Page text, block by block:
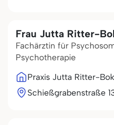
Frau Jutta Ritter-
Fachärztin für
Psychotherapie
Praxis Jutta Ritter-
Schießgrabenstraße